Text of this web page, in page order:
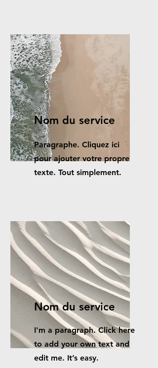
Nom du service
Paragraphe. Cliquez ici
pour ajouter votre propre
texte. Tout simplement.
Nom du service
I'm a paragraph. Click here
to add your own text and
edit me. It’s easy.